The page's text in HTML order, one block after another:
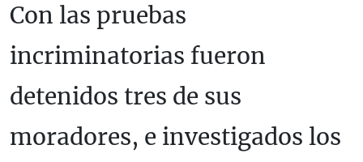
Con las pruebas
incriminatorias fueron
detenidos tres de sus
moradores, e investigados los